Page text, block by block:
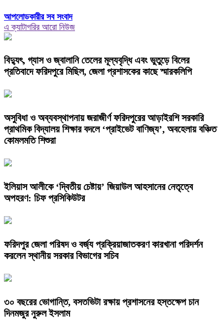
আপলোডকারীর সব সংবাদ
এ ক্যাটাগরির আরো নিউজ
বিদ্যুৎ, গ্যাস ও জ্বালানি তেলের মূল্যবৃদ্ধি এবং ভুতুড়ে বিলের
প্রতিবাদে ফরিদপুরে মিছিল, জেলা প্রশাসকের কাছে স্মারকলিপি
অসুবিধা ও অব্যবস্থাপনায় জরাজীর্ণ ফরিদপুরের আড়াইরশি সরকারি
প্রাথমিক বিদ্যালয় শিক্ষার বদলে ‘প্রাইভেট বাণিজ্য’, অবহেলায় বঞ্চিত
কোমলমতি শিশুরা
ইলিয়াস আলীকে ‘দ্বিতীয় চেষ্টায়’ জিয়াউল আহসানের নেতৃত্বে
অপহরণ: চিফ প্রসিকিউটর
ফরিদপুর জেলা পরিষদ ও বর্জ্য প্রক্রিয়াজাতকরণ কারখানা পরিদর্শন
করলেন স্থানীয় সরকার বিভাগের সচিব
৩০ বছরের ভোগান্তি, বসতভিটা রক্ষায় প্রশাসনের হস্তক্ষেপ চান
দিনমজুর নুরুল ইসলাম